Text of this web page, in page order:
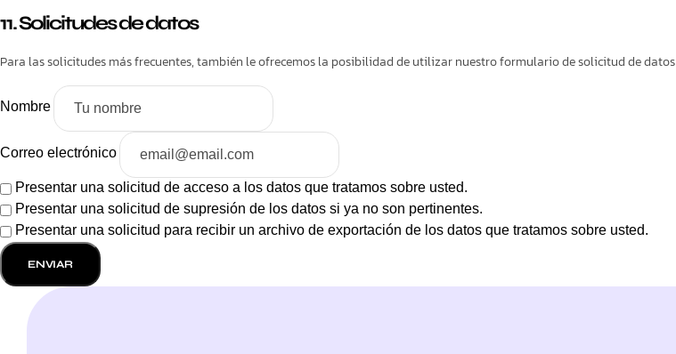
11. Solicitudes de datos
Para las solicitudes más frecuentes, también le ofrecemos la posibilidad de utilizar nuestro formulario de solicitud de datos
Nombre
Correo electrónico
Presentar una solicitud de acceso a los datos que tratamos sobre usted.
Presentar una solicitud de supresión de los datos si ya no son pertinentes.
Presentar una solicitud para recibir un archivo de exportación de los datos que tratamos sobre usted.